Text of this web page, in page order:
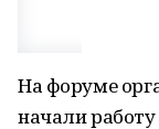
На форуме
начали